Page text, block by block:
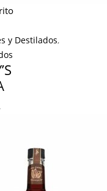
y Destilados,